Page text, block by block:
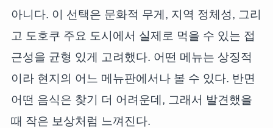
아니다. 이 선택은 문화적 무게, 지역 정체성, 그리
고 도호쿠 주요 도시에서 실제로 먹을 수 있는 접
근성을 균형 있게 고려했다. 어떤 메뉴는 상징적
이라 현지의 어느 메뉴판에서나 볼 수 있다. 반면
어떤 음식은 찾기 더 어려운데, 그래서 발견했을
때 작은 보상처럼 느껴진다.